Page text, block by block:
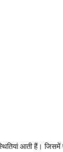
आती हैं।